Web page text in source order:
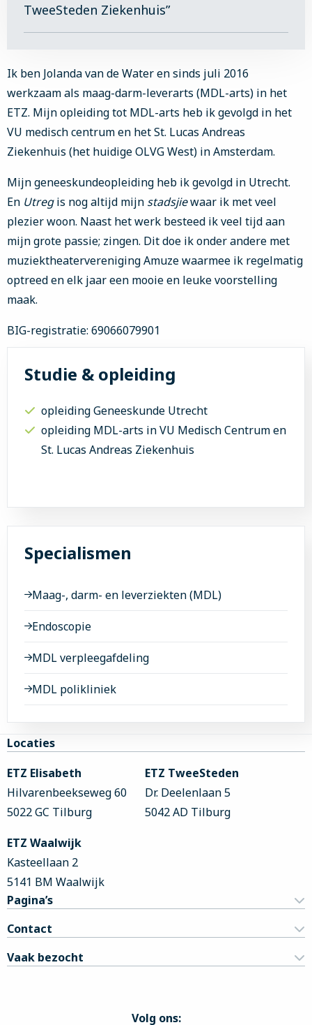
TweeSteden Ziekenhuis”
Ik ben Jolanda van de Water en sinds juli 2016
werkzaam als maag-darm-leverarts (MDL-arts) in het
ETZ. Mijn opleiding tot MDL-arts heb ik gevolgd in het
VU medisch centrum en het St. Lucas Andreas
Ziekenhuis (het huidige OLVG West) in Amsterdam.
Mijn geneeskundeopleiding heb ik gevolgd in Utrecht.
En Utregis nog altijd mijn stadsjiewaar ik met veel
plezier woon. Naast het werk besteed ik veel tijd aan
mijn grote passie; zingen. Dit doe ik onder andere met
muziektheatervereniging Amuze waarmee ik regelmatig
optreed en elk jaar een mooie en leuke voorstelling
maak.
BIG-registratie: 69066079901
Studie & opleiding
opleiding Geneeskunde Utrecht
opleiding MDL-arts in VU Medisch Centrum en
St. Lucas Andreas Ziekenhuis
Specialismen
Maag-, darm- en leverziekten (MDL)
Endoscopie
MDL verpleegafdeling
MDL polikliniek
Site
footer
Locaties
ETZ Elisabeth
Hilvarenbeekseweg 60
5022 GC Tilburg
ETZ TweeSteden
Dr. Deelenlaan 5
5042 AD Tilburg
ETZ Waalwijk
Kasteellaan 2
5141 BM Waalwijk
Pagina’s
Contact
Vaak bezocht
Volg ons: